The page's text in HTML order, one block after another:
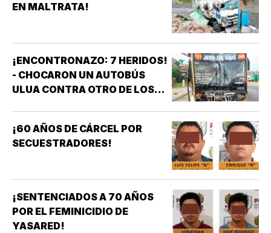
EN MALTRATA!
¡ENCONTRONAZO: 7 HERIDOS!
- CHOCARON UN AUTOBÚS
ULUA CONTRA OTRO DE LOS
¡60 AÑOS DE CÁRCEL POR
SECUESTRADORES!
¡SENTENCIADOS A 70 AÑOS
POR EL FEMINICIDIO DE
YASARED!